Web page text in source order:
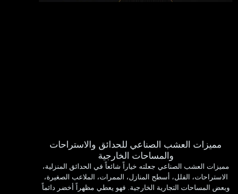
مميزات العشب الصناعي للحدائق والاستراحات
والمساحات الخارجية
مميزات العشب الصناعي جعلته خياراً شائعاً في الحدائق المنزلية،
الاستراحات، الفلل، أسطح المنازل، الممرات، الملاعب الصغيرة،
وبعض المساحات التجارية الخارجية. فهو يعطي مظهراً أخضر دائماً